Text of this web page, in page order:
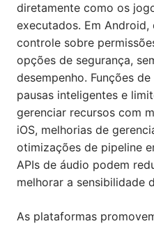
diretamente como os
executados. Em
controle sobre
opções de segurança,
desempenho. Funções
pausas inteligentes e
gerenciar recursos com
iOS, melhorias de
otimizações de pipeline
APIs de áudio podem
melhorar a sensibilidade
As plataformas